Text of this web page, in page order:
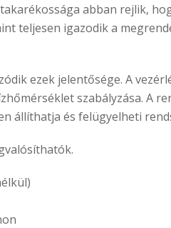
abban rejlik,
teljesen igazodik a
ezek jelentősége. A
szabályzása. A
állíthatja és felügyelheti